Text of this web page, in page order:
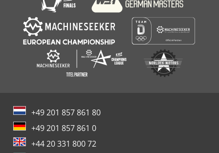
+49 201 857 861 80
+49 201 857 861 0
+44 20 331 800 72